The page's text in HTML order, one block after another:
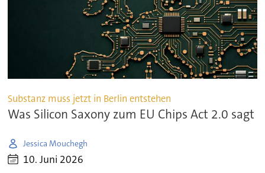
Substanz muss jetzt in Berlin entstehen
Was Silicon Saxony zum EU Chips Act 2.0 sagt
Jessica Mouchegh
10. Juni 2026